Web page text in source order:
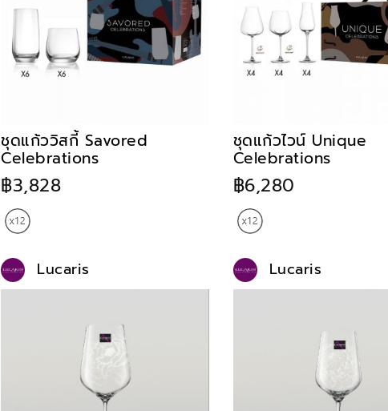
ชุดแก้ววิสกี้ Savored
Celebrations
฿3,828
ชุดแก้วไวน์ Unique
Celebrations
฿6,280
Lucaris Lucaris